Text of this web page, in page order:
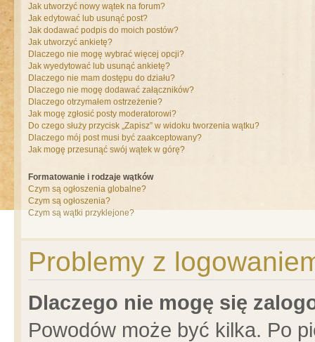
Jak utworzyć nowy wątek na forum?
Jak edytować lub usunąć post?
Jak dodawać podpis do moich postów?
Jak utworzyć ankietę?
Dlaczego nie mogę wybrać więcej opcji?
Jak wyedytować lub usunąć ankietę?
Dlaczego nie mam dostępu do działu?
Dlaczego nie mogę dodawać załączników?
Dlaczego otrzymałem ostrzeżenie?
Jak mogę zgłosić posty moderatorowi?
Do czego służy przycisk „Zapisz” w widoku tworzenia wątku?
Dlaczego mój post musi być zaakceptowany?
Jak mogę przesunąć swój wątek w górę?
Formatowanie i rodzaje wątków
Czym są ogłoszenia globalne?
Czym są ogłoszenia?
Czym są wątki przyklejone?
Problemy z
Dlaczego nie mogę się
Powodów może być kilka. Po